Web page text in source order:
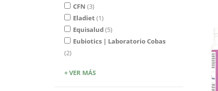
CFN 3
Eladiet 1
Equisalud 5
Eubiotics | Laboratorio Cobas
2
+ VER MÁS